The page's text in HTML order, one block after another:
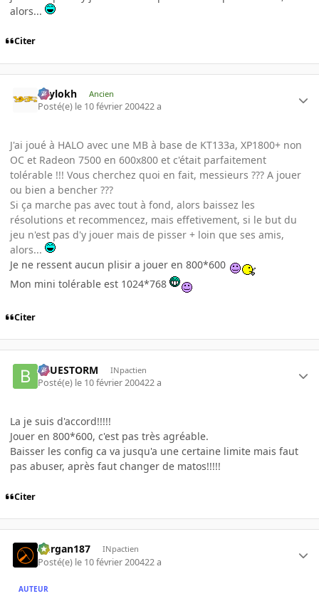
alors...
Citer
Psylokh Ancien
Posté(e) le 10 février 200422 a
J'ai joué à HALO avec une MB à base de KT133a, XP1800+ non
OC et Radeon 7500 en 600x800 et c'était parfaitement
tolérable !!! Vous cherchez quoi en fait, messieurs ??? A jouer
ou bien a bencher ???
Si ça marche pas avec tout à fond, alors baissez les
résolutions et recommencez, mais effetivement, si le but du
jeu n'est pas d'y jouer mais de pisser + loin que ses amis,
alors...
Je ne ressent aucun plisir a jouer en 800*600
Mon mini tolérable est 1024*768
Citer
BLUESTORM INpactien
Posté(e) le 10 février 200422 a
La je suis d'accord!!!!!
Jouer en 800*600, c'est pas très agréable.
Baisser les config ca va jusqu'a une certaine limite mais faut
pas abuser, après faut changer de matos!!!!!
Citer
kurgan187 INpactien
Posté(e) le 10 février 200422 a
AUTEUR